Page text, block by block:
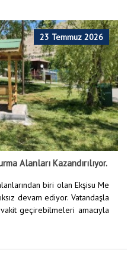
23 Temmuz 2026
Alanları Kazandırılıyor.
biri olan Ekşisu Me
devam ediyor. Vatandaşla
geçirebilmeleri amacıyla